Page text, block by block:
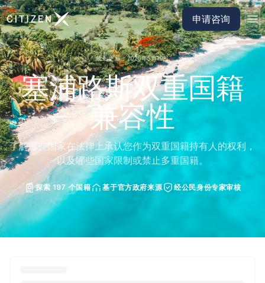
前往 CitizenX 首页 申请咨询
最后更新：2026年5月19日
塞浦路斯双重国籍
兼容性
了解哪些国家在法律上承认您作为双重国籍持有人的权利，
以及哪些国家限制或禁止多重国籍。
探索 197 个国籍 基于官方政府来源 经公民身份专家审核